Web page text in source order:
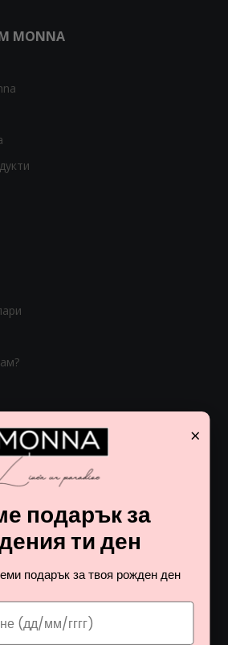
MONNA
×
подарък за
ти ден
подарък за твоя рожден ден